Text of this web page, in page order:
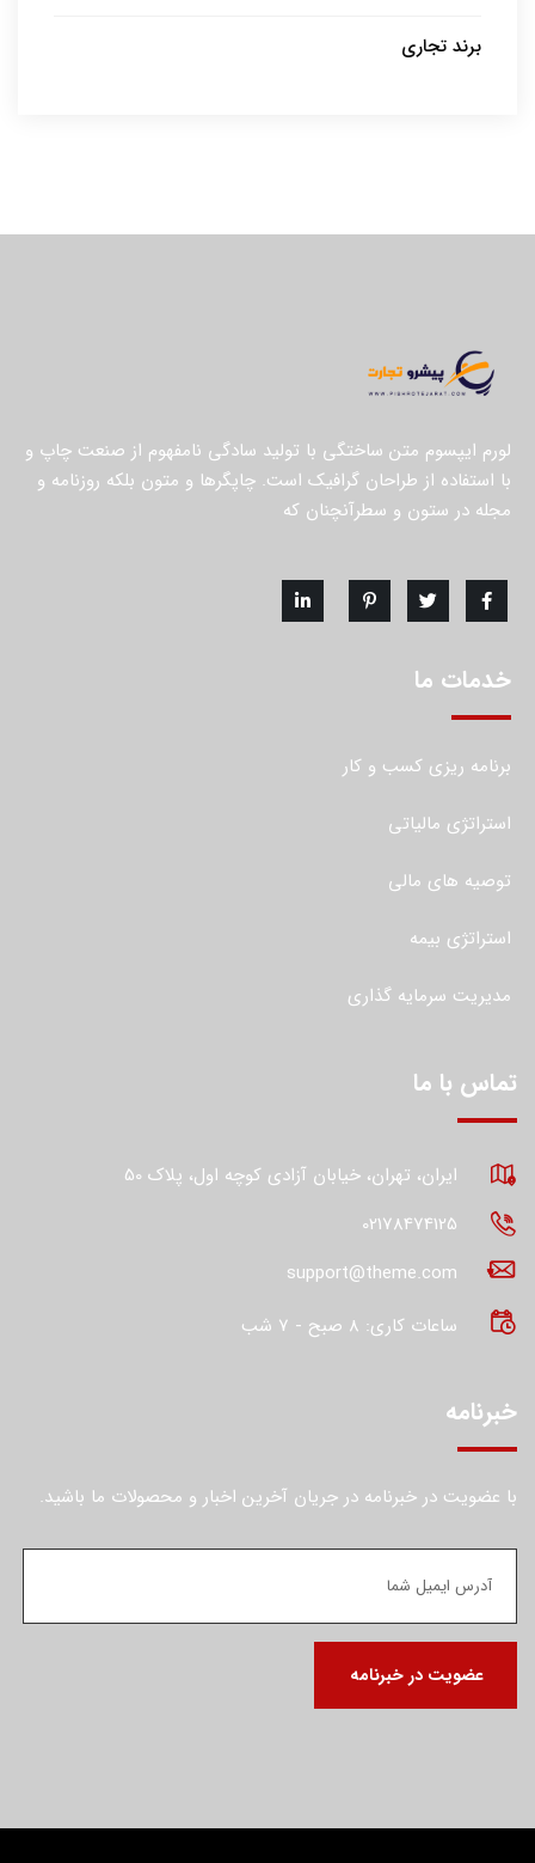
برند تجاری
لورم ایپسوم متن ساختگی با تولید سادگی نامفهوم از صنعت چاپ و
با استفاده از طراحان گرافیک است. چاپگرها و متون بلکه روزنامه و
مجله در ستون و سطرآنچنان که
خدمات ما
برنامه ریزی کسب و کار
استراتژی مالیاتی
توصیه های مالی
استراتژی بیمه
مدیریت سرمایه گذاری
تماس با ما
ایران، تهران، خیابان آزادی کوچه اول، پلاک 50
02178474125
support@theme.com
ساعات کاری: 8 صبح - 7 شب
خبرنامه
با عضویت در خبرنامه در جریان آخرین اخبار و محصولات ما باشید.